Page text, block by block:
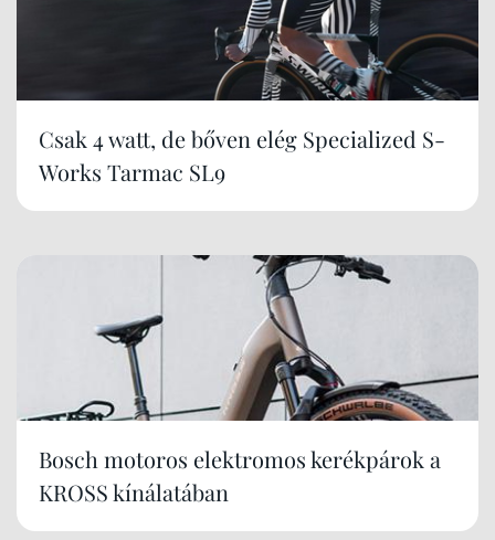
Csak 4 watt, de bőven elég Specialized S-
Works Tarmac SL9
Bosch motoros elektromos kerékpárok a
KROSS kínálatában